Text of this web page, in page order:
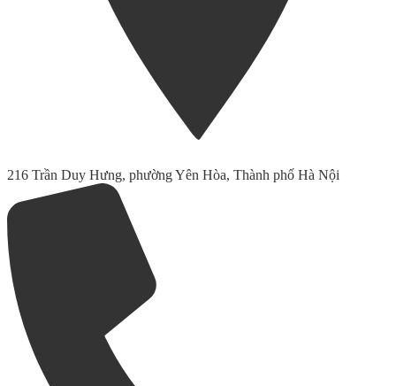
216 Trần Duy Hưng, phường Yên Hòa, Thành phố Hà Nội